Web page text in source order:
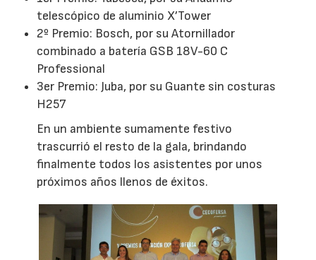
telescópico de aluminio X’Tower
2º Premio: Bosch, por su Atornillador
combinado a batería GSB 18V-60 C
Professional
3er Premio: Juba, por su Guante sin costuras
H257
En un ambiente sumamente festivo
trascurrió el resto de la gala, brindando
finalmente todos los asistentes por unos
próximos años llenos de éxitos.